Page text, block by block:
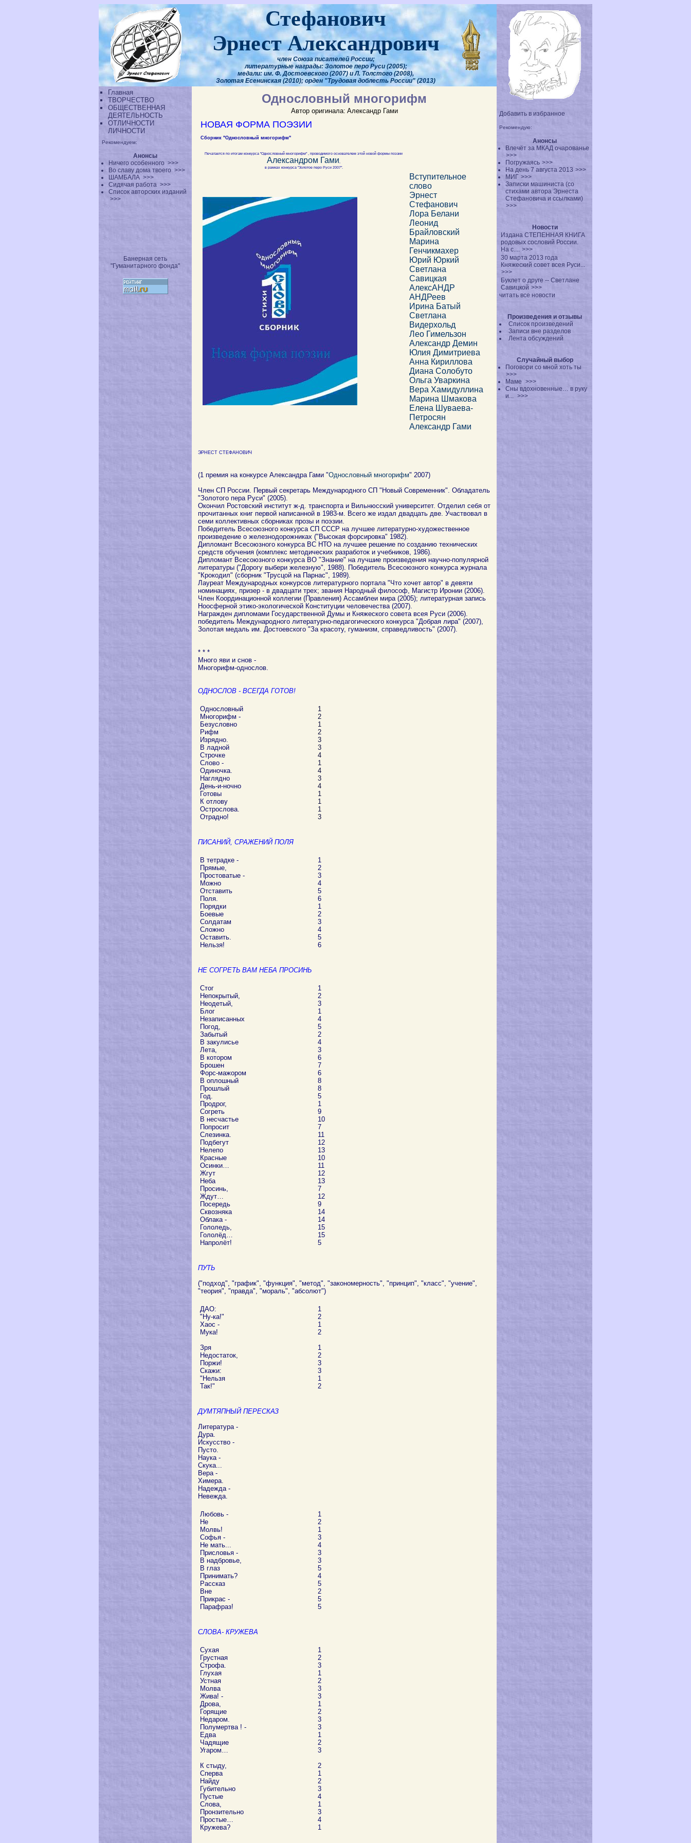
Стефанович
Эрнест Александрович
член Союза писателей России;
литературные награды: Золотое перо Руси (2005);
медали: им. Ф. Достоевского (2007) и Л. Толстого (2008),
Золотая Есенинская (2010); орден "Трудовая доблесть России" (2013)
Добавить в избранное
Рекомендую:
Анонсы
Влечёт за МКАД очарованье
>>>
Погружаясь >>>
На день 7 августа 2013 >>>
МИГ >>>
Записки машиниста (со
стихами автора Эрнеста
Стефановича и ссылками)
>>>
Новости
Издана СТЕПЕННАЯ КНИГА
родовых сословий России.
На с.... >>>
30 марта 2013 года
Княжеский совет всея Руси...
>>>
Буклет о друге -- Светлане
Савицкой >>>
читать все новости
Произведения и отзывы
Список произведений
Записи вне разделов
Лента обсуждений
Случайный выбор
Поговори со мной хоть ты
>>>
Маме >>>
Сны вдохновенные… в руку
и... >>>
Главная
ТВОРЧЕСТВО
ОБЩЕСТВЕННАЯ
ДЕЯТЕЛЬНОСТЬ
ОТЛИЧНОСТИ
ЛИЧНОСТИ
Рекомендуем:
Анонсы
Ничего особенного >>>
Во славу дома твоего >>>
ШАМБАЛА >>>
Сидячая работа >>>
Список авторских изданий
>>>
Банерная сеть
"Гуманитарного фонда"
Однословный многорифм
Автор оригинала: Александр Гами
НОВАЯ ФОРМА ПОЭЗИИ
Сборник "Однословный многорифм"
Печатается по итогам конкурса "Однословный многорифм" , проводимого основателем этой новой формы поэзии
Александром Гами,
в рамках конкурса "Золотое перо Руси 2007".
Вступительное
слово
Эрнест
Стефанович
Лора Белани
Леонид
Брайловский
Марина
Генчикмахер
Юрий Юркий
Светлана
Савицкая
АлексАНДР
АНДРеев
Ирина Батый
Светлана
Видерхольд
Лео Гимельзон
Александр Демин
Юлия Димитриева
Анна Кириллова
Диана Солобуто
Ольга Уваркина
Вера Хамидуллина
Марина Шмакова
Елена Шуваева-
Петросян
Александр Гами
ЭРНЕСТ СТЕФАНОВИЧ
(1 премия на конкурсе Александра Гами "Однословный многорифм" 2007)
Член СП России. Первый секретарь Международного СП "Новый Современник". Обладатель
"Золотого пера Руси" (2005).
Окончил Ростовский институт ж-д. транспорта и Вильнюсский университет. Отделил себя от
прочитанных книг первой написанной в 1983-м. Всего же издал двадцать две. Участвовал в
семи коллективных сборниках прозы и поэзии.
Победитель Всесоюзного конкурса СП СССР на лучшее литературно-художественное
произведение о железнодорожниках ("Высокая форсировка" 1982).
Дипломант Всесоюзного конкурса ВС НТО на лучшее решение по созданию технических
средств обучения (комплекс методических разработок и учебников, 1986).
Дипломант Всесоюзного конкурса ВО "Знание" на лучшие произведения научно-популярной
литературы ("Дорогу выбери железную", 1988). Победитель Всесоюзного конкурса журнала
"Крокодил" (сборник "Трусцой на Парнас", 1989).
Лауреат Международных конкурсов литературного портала "Что хочет автор" в девяти
номинациях, призер - в двадцати трех; звания Народный философ, Магистр Иронии (2006).
Член Координационной коллегии (Правления) Ассамблеи мира (2005); литературная запись
Ноосферной этико-экологической Конституции человечества (2007).
Награжден дипломами Государственной Думы и Княжеского совета всея Руси (2006).
победитель Международного литературно-педагогического конкурса "Добрая лира" (2007),
Золотая медаль им. Достоевского "За красоту, гуманизм, справедливость" (2007).
* * *
Много яви и снов -
Многорифм-однослов.
ОДНОСЛОВ - ВСЕГДА ГОТОВ!
Однословный
Многорифм -
Безусловно
Рифм
Изрядно.
В ладной
Строчке
Слово -
Одиночка.
Наглядно
День-и-ночно
Готовы
К отлову
Острослова.
Отрадно!
1
2
1
2
3
3
4
1
4
3
4
1
1
1
3
ПИСАНИЙ, СРАЖЕНИЙ ПОЛЯ
В тетрадке -
Прямые,
Простоватые -
Можно
Отставить
Поля.
Порядки
Боевые
Солдатам
Сложно
Оставить.
Нельзя!
1
2
3
4
5
6
1
2
3
4
5
6
НЕ СОГРЕТЬ ВАМ НЕБА ПРОСИНЬ
Стог
Непокрытый,
Неодетый,
Блог
Незаписанных
Погод,
Забытый
В закулисье
Лета,
В котором
Брошен
Форс-мажором
В оплошный
Прошлый
Год.
Продрог,
Согреть
В несчастье
Попросит
Слезинка.
Подбегут
Нелепо
Красные
Осинки…
Жгут
Неба
Просинь,
Ждут…
Посередь
Сквозняка
Облака -
Гололедь,
Гололёд…
Напролёт!
1
2
3
1
4
5
2
4
3
6
7
6
8
8
5
1
9
10
7
11
12
13
10
11
12
13
7
12
9
14
14
15
15
5
ПУТЬ
("подход", "график", "функция", "метод", "закономерность", "принцип", "класс", "учение",
"теория", "правда", "мораль", "абсолют")
ДАО:
"Ну-ка!"
Хаос -
Мука!
Зря
Недостаток,
Поржи!
Скажи:
"Нельзя
Так!"
1
2
1
2
1
2
3
3
1
2
ДУМТЯПНЫЙ ПЕРЕСКАЗ
Литература -
Дура.
Искусство -
Пусто.
Наука -
Скука...
Вера -
Химера.
Надежда -
Невежда.
Любовь -
Не
Молвь!
Софья -
Не мать...
Присловья -
В надбровье,
В глаз
Принимать?
Рассказ
Вне
Прикрас -
Парафраз!
1
2
1
3
4
3
3
5
4
5
2
5
5
СЛОВА- КРУЖЕВА
Сухая
Грустная
Строфа.
Глухая
Устная
Молва
Жива! -
Дрова,
Горящие
Недаром.
Полумертва ! -
Едва
Чадящие
Угаром…
К стыду,
Сперва
Найду
Губительно
Пустые
Слова,
Пронзительно
Простые…
Кружева?
1
2
3
1
2
3
3
1
2
3
3
1
2
3
2
1
2
3
4
1
3
4
1